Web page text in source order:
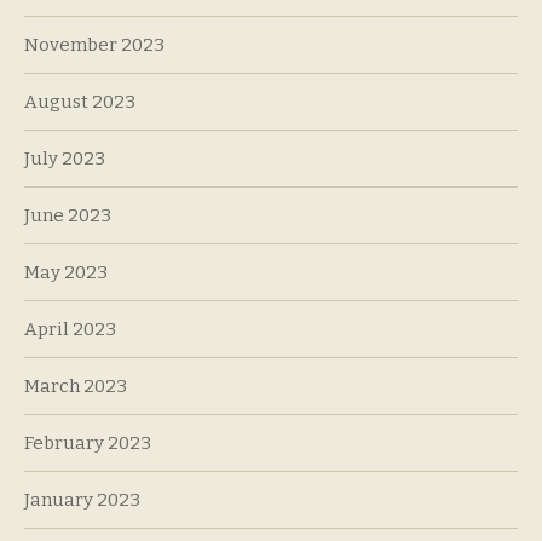
November 2023
August 2023
July 2023
June 2023
May 2023
April 2023
March 2023
February 2023
January 2023